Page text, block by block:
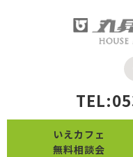
いえカフェ
無料相談会